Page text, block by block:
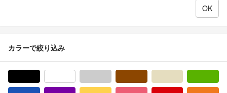
カラーで絞り込み